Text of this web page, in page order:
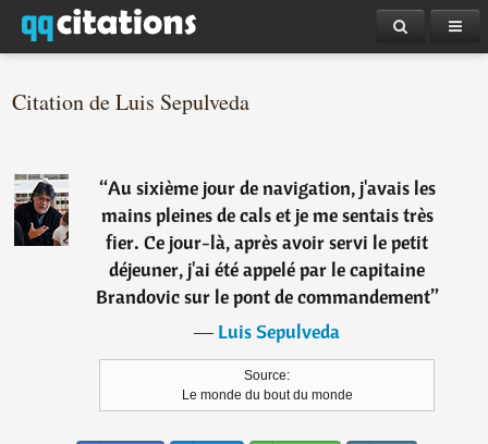
Citation de Luis Sepulveda
“Au sixième jour de navigation, j'avais les
mains pleines de cals et je me sentais très
fier. Ce jour-là, après avoir servi le petit
déjeuner, j'ai été appelé par le capitaine
Brandovic sur le pont de commandement”
―Luis Sepulveda
Source:
Le monde du bout du monde